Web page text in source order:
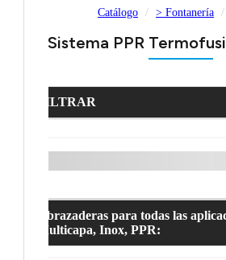
Catálogo > Fontanería
Sistema PPR
FILTRAR
Abrazaderas para todas las
Multicapa, Inox, PPR: